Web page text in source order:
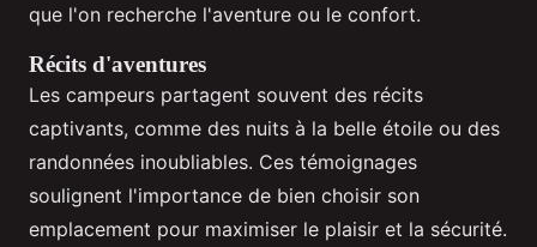
que l'on recherche l'aventure ou le confort.
Récits d'aventures
Les campeurs partagent souvent des récits
captivants, comme des nuits à la belle étoile ou des
randonnées inoubliables. Ces témoignages
soulignent l'importance de bien choisir son
emplacement pour maximiser le plaisir et la sécurité.